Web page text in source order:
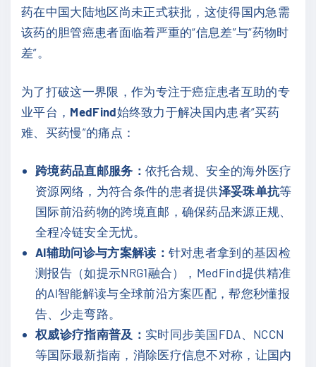
药在中国大陆地区尚未正式获批，这使得国内急需
该药的胆管癌患者面临着严重的“信息差”与“药物时
差”。
为了打破这一界限，作为专注于癌症患者互助的专
业平台， MedFind始终致力于解决国内患者“买药
难、买药慢”的痛点：
跨境药品直邮服务： 依托合规、安全的海外医疗
资源网络，为符合条件的患者提供泽妥珠单抗等
国际前沿药物的跨境直邮，确保药品来源正规、
全程冷链安全无忧。
AI辅助问诊与方案解读： 针对患者拿到的基因检
测报告（如提示NRG1融合），MedFind提供精准
的AI智能解读与全球前沿方案匹配，帮您秒懂报
告、少走弯路。
权威诊疗指南普及： 实时同步美国FDA、NCCN
等国际最新指南，消除医疗信息不对称，让国内